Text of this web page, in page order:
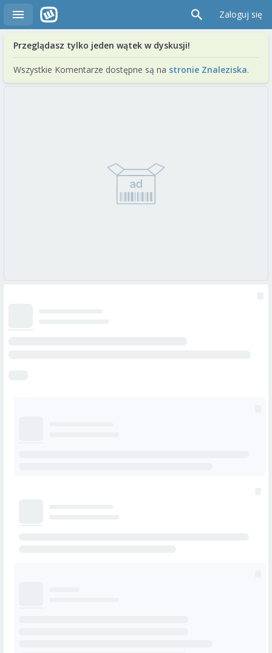
Zaloguj się
Przeglądasz tylko jeden wątek w dyskusji!
Wszystkie Komentarze dostępne są na stronie Znaleziska.